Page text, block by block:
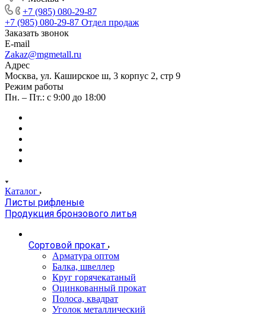
+7 (985) 080-29-87
+7 (985) 080-29-87 Отдел продаж
Заказать звонок
E-mail
Zakaz@mgmetall.ru
Адрес
Москва, ул. Каширское ш, 3 корпус 2, стр 9
Режим работы
Пн. – Пт.: с 9:00 до 18:00
Каталог
Листы рифленые
Продукция бронзового литья
Сортовой прокат
Арматура оптом
Балка, швеллер
Круг горячекатаный
Оцинкованный прокат
Полоса, квадрат
Уголок металлический